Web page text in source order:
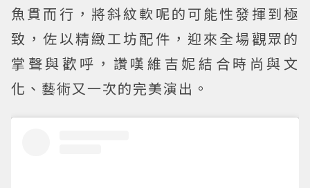
魚貫而行，將斜紋軟呢的可能性發揮到極
致，佐以精緻工坊配件，迎來全場觀眾的
掌聲與歡呼，讚嘆維吉妮結合時尚與文
化、藝術又一次的完美演出。